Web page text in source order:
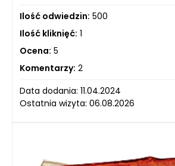
Ilość odwiedzin: 500
Ilość kliknięć: 1
Ocena: 5
Komentarzy: 2
Data dodania: 11.04.2024
Ostatnia wizyta: 06.08.2026